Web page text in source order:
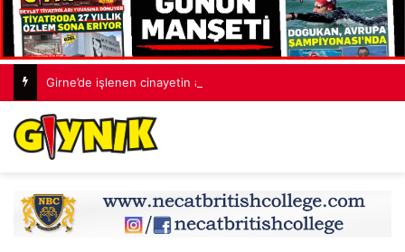
Girne’de işlenen cinayetin ardından 7 kişi tutuklandı